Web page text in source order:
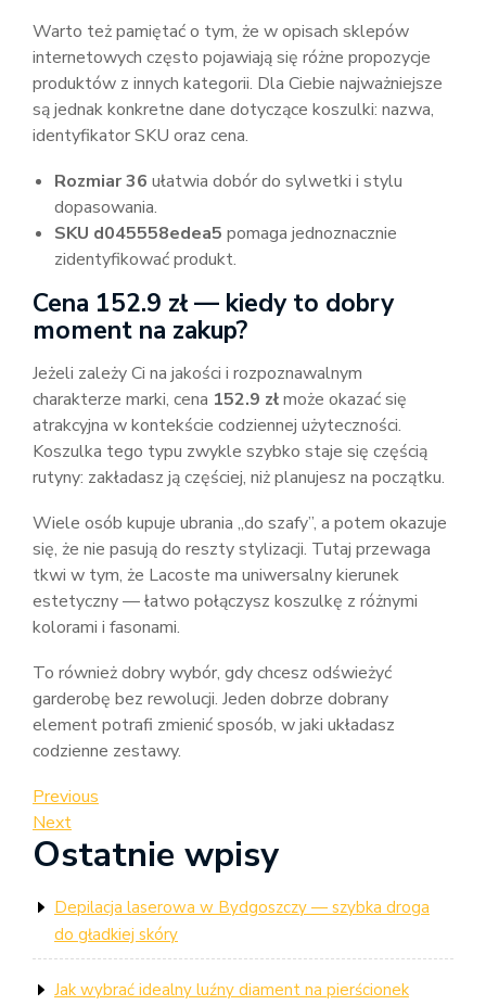
Warto też pamiętać o tym, że w opisach sklepów
internetowych często pojawiają się różne propozycje
produktów z innych kategorii. Dla Ciebie najważniejsze
są jednak konkretne dane dotyczące koszulki: nazwa,
identyfikator SKU oraz cena.
Rozmiar 36 ułatwia dobór do sylwetki i stylu
dopasowania.
SKU d045558edea5 pomaga jednoznacznie
zidentyfikować produkt.
Cena 152.9 zł — kiedy to dobry
moment na zakup?
Jeżeli zależy Ci na jakości i rozpoznawalnym
charakterze marki, cena 152.9 złmoże okazać się
atrakcyjna w kontekście codziennej użyteczności.
Koszulka tego typu zwykle szybko staje się częścią
rutyny: zakładasz ją częściej, niż planujesz na początku.
Wiele osób kupuje ubrania „do szafy”, a potem okazuje
się, że nie pasują do reszty stylizacji. Tutaj przewaga
tkwi w tym, że Lacoste ma uniwersalny kierunek
estetyczny — łatwo połączysz koszulkę z różnymi
kolorami i fasonami.
To również dobry wybór, gdy chcesz odświeżyć
garderobę bez rewolucji. Jeden dobrze dobrany
element potrafi zmienić sposób, w jaki układasz
codzienne zestawy.
Nawigacja
wpisu
Previous
Post
Previous
Next
Post
Next
Ostatnie wpisy
Depilacja laserowa w Bydgoszczy — szybka droga
do gładkiej skóry
Jak wybrać idealny luźny diament na pierścionek